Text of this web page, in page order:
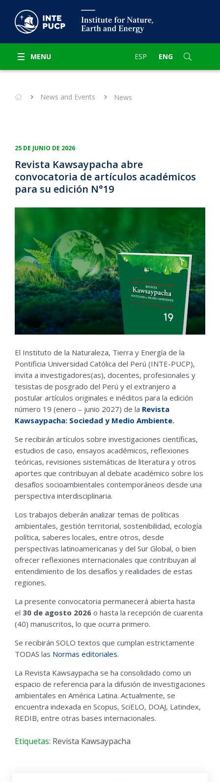
MENU ESP ENG
News and Events News
25 DE JUNIO DE 2026
Revista Kawsaypacha abre
convocatoria de artículos académicos
para su edición N°19
El Instituto de la Naturaleza, Tierra y Energía de la
Pontificia Universidad Católica del Perú (INTE-PUCP),
invita a investigadores(as), docentes, profesionales y
tesistas de posgrado del Perú y el extranjero a
postular artículos originales e inéditos para la edición
número 19 (enero – junio 2027) de la Revista
Kawsaypacha: Sociedad y Medio Ambiente.
Se recibirán artículos sobre investigaciones científicas,
estudios de caso, ensayos académicos, reflexiones
teóricas, revisiones sistemáticas de literatura y otros
aportes que contribuyan al debate académico sobre los
desafíos socioambientales contemporáneos desde una
perspectiva interdisciplinaria.
Los trabajos deberán analizar temas de políticas
ambientales, gestión territorial, sostenibilidad, ecología
política, saberes locales, entre otros, desde
perspectivas latinoamericanas y del Sur Global, o bien
ofrecer reflexiones internacionales que contribuyan al
entendimiento de los desafíos y realidades de estas
regiones.
La presente convocatoria permanecerá abierta hasta
el 30 de agosto 2026 o hasta la recepción de cuarenta
(40) manuscritos, lo que ocurra primero.
Se recibirán SOLO textos que cumplan estrictamente
TODAS las Normas editoriales.
La Revista Kawsaypacha se ha consolidado como un
espacio de referencia para la difusión de investigaciones
ambientales en América Latina. Actualmente, se
encuentra indexada en Scopus, SciELO, DOAJ, Latindex,
REDIB, entre otras bases internacionales.
Etiquetas: Revista Kawsaypacha